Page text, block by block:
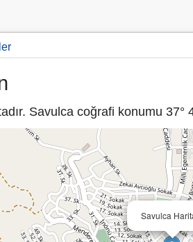
Savulca coğrafi konumu 37°
Savulca